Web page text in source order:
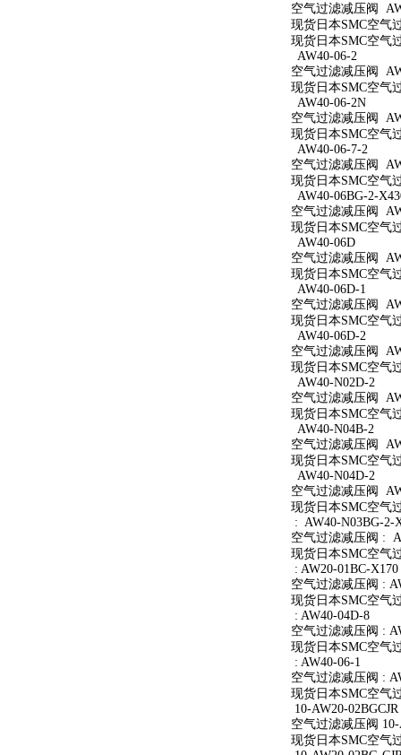
空气过滤减压阀
现货日本SMC空气
现货日本SMC空气
AW40-06-2
空气过滤减压阀
现货日本SMC空气
AW40-06-2N
空气过滤减压阀
现货日本SMC空气
AW40-06-7-2
空气过滤减压阀
现货日本SMC空气
AW40-06BG-2-
空气过滤减压阀
现货日本SMC空气
AW40-06D
空气过滤减压阀
现货日本SMC空气
AW40-06D-1
空气过滤减压阀
现货日本SMC空气
AW40-06D-2
空气过滤减压阀
现货日本SMC空气
AW40-N02D-2
空气过滤减压阀
现货日本SMC空气
AW40-N04B-2
空气过滤减压阀
现货日本SMC空气
AW40-N04D-2
空气过滤减压阀
现货日本SMC空气
: AW40-N03BG-2-
空气过滤减压阀 :
现货日本SMC空气
: AW20-01BC-X170
空气过滤减压阀 :
现货日本SMC空气
: AW40-04D-8
空气过滤减压阀 :
现货日本SMC空气
: AW40-06-1
空气过滤减压阀 :
现货日本SMC空气
10-AW20-02BGCJR
空气过滤减压阀 10-
现货日本SMC空气